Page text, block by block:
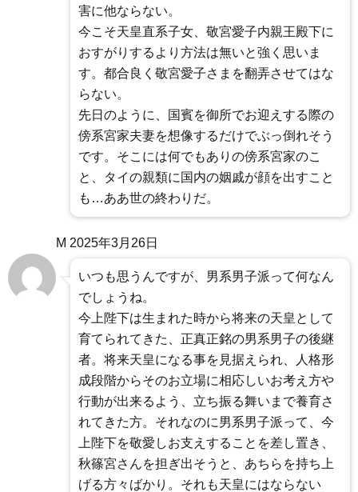
害に他ならない。
今こそ天皇直系子女、敬宮愛子内親王殿下に
おすがりするより方法は無いと強く思いま
す。都合良く敬宮愛子さまを翻弄させてはな
らない。
先日のように、国賓を御所でお迎えする際の
傍系宮家夫妻を想像するだけでぶっ倒れそう
です。そこには何でもありの傍系宮家のこ
と、タイの親類に国内の姻戚が顔を出すこと
も…ああ世の終わりだ。
M 2025年3月26日
いつも思うんですが、男系男子派って何なん
でしょうね。
今上陛下は生まれた時から将来の天皇として
育てられてきた、正真正銘の男系男子の後継
者。将来天皇になる事を見据えられ、人格形
成段階からそのお立場に相応しいお考え方や
行動が出来るよう、立ち振る舞いまで養育さ
れてきた方。それなのに男系男子派って、今
上陛下を敬愛しお支えすることを差し置き、
秋篠宮さんを担ぎ出そうと、あちらを持ち上
げる方々ばかり。それも天皇にはならない